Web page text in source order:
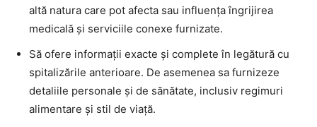
altă natura care pot afecta sau influenţa îngrijirea
medicală şi serviciile conexe furnizate.
Să ofere informaţii exacte şi complete în legătură cu
spitalizările anterioare. De asemenea sa furnizeze
detaliile personale şi de sănătate, inclusiv regimuri
alimentare şi stil de viaţă.